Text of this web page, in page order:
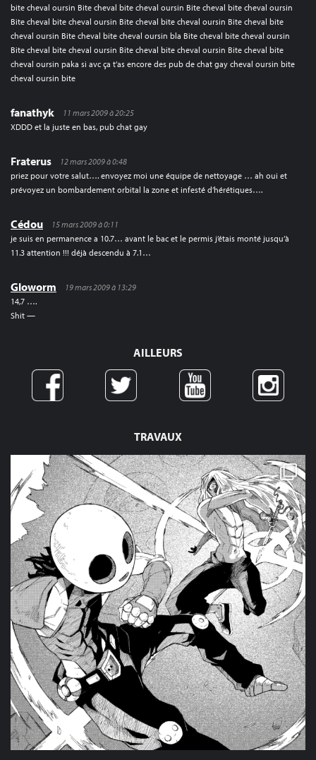
TRAVAUX
bite cheval oursin Bite cheval bite cheval oursin Bite cheval bite cheval oursin
Bite cheval bite cheval oursin Bite cheval bite cheval oursin Bite cheval bite
cheval oursin Bite cheval bite cheval oursin bla Bite cheval bite cheval oursin
Bite cheval bite cheval oursin Bite cheval bite cheval oursin Bite cheval bite
cheval oursin paka si avc ça t’as encore des pub de chat gay cheval oursin bite
cheval oursin bite
fanathyk
11 mars 2009 à 20:25
XDDD et la juste en bas, pub chat gay
Fraterus
12 mars 2009 à 0:48
priez pour votre salut…. envoyez moi une équipe de nettoyage … ah oui et
prévoyez un bombardement orbital la zone et infesté d’hérétiques….
Cédou
15 mars 2009 à 0:11
je suis en permanence a 10.7… avant le bac et le permis j’étais monté jusqu’à
11.3 attention !!! déjà descendu à 7.1…
Gloworm
19 mars 2009 à 13:29
14,7 ….
Shit —
AILLEURS